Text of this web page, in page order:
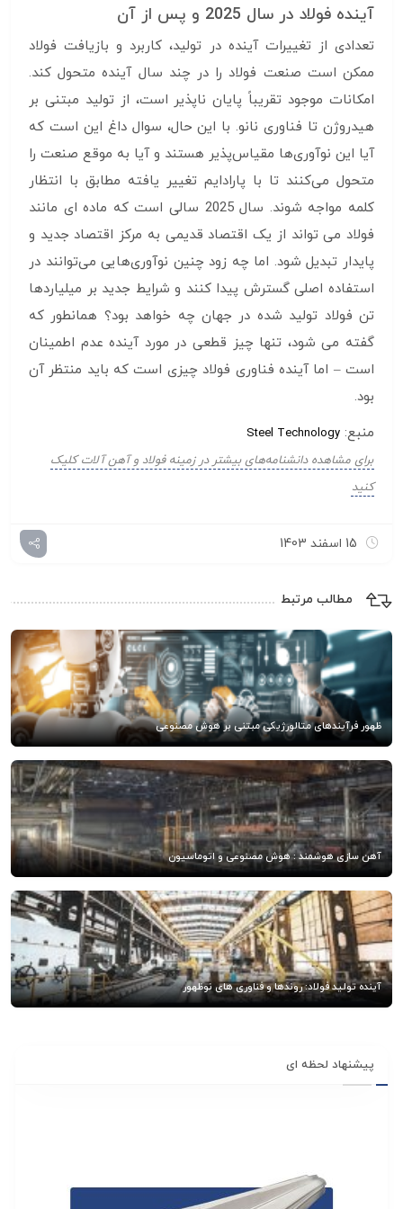
آینده فولاد در سال 2025 و پس از آن
تعدادی از تغییرات آینده در تولید، کاربرد و بازیافت فولاد
ممکن است صنعت فولاد را در چند سال آینده متحول کند.
امکانات موجود تقریباً پایان ناپذیر است، از تولید مبتنی بر
هیدروژن تا فناوری نانو. با این حال، سوال داغ این است که
آیا این نوآوری‌ها مقیاس‌پذیر هستند و آیا به موقع صنعت را
متحول می‌کنند تا با پارادایم تغییر یافته مطابق با انتظار
کلمه مواجه شوند. سال 2025 سالی است که ماده ای مانند
فولاد می تواند از یک اقتصاد قدیمی به مرکز اقتصاد جدید و
پایدار تبدیل شود. اما چه زود چنین نوآوری‌هایی می‌توانند در
استفاده اصلی گسترش پیدا کنند و شرایط جدید بر میلیاردها
تن فولاد تولید شده در جهان چه خواهد بود؟ همانطور که
گفته می شود، تنها چیز قطعی در مورد آینده عدم اطمینان
است – اما آینده فناوری فولاد چیزی است که باید منتظر آن
بود.
منبع: Steel Technology
برای مشاهده دانشنامه‌های بیشتر در زمینه فولاد و آهن آلات کلیک
کنید
15 اسفند 1403
مطالب مرتبط
ظهور فرآیندهای متالورژیکی مبتنی بر هوش مصنوعی
آهن سازی هوشمند : هوش مصنوعی و اتوماسیون
آینده تولید فولاد: روندها و فناوری های نوظهور
پیشنهاد لحظه ای